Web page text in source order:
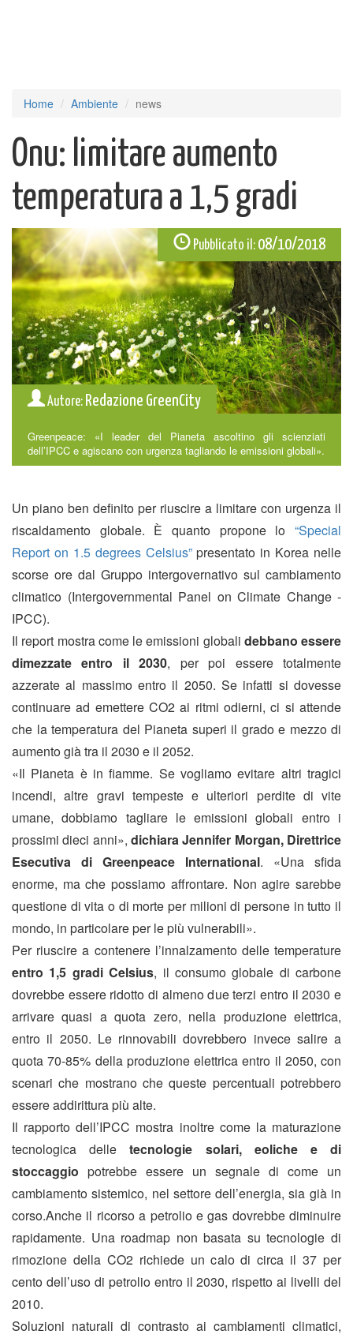
Home Ambiente news
Onu: limitare aumento
temperatura a 1,5 gradi
Pubblicato il: 08/10/2018
Autore: Redazione GreenCity
Greenpeace: «I leader del Pianeta ascoltino gli scienziati
dell’IPCC e agiscano con urgenza tagliando le emissioni globali».
Un piano ben definito per riuscire a limitare con urgenza il
riscaldamento globale. È quanto propone lo “Special
Report on 1.5 degrees Celsius”presentato in Korea nelle
scorse ore dal Gruppo intergovernativo sul cambiamento
climatico (Intergovernmental Panel on Climate Change -
IPCC).
Il report mostra come le emissioni globali debbano essere
dimezzate entro il 2030, per poi essere totalmente
azzerate al massimo entro il 2050. Se infatti si dovesse
continuare ad emettere CO2 ai ritmi odierni, ci si attende
che la temperatura del Pianeta superi il grado e mezzo di
aumento già tra il 2030 e il 2052.
«Il Pianeta è in fiamme. Se vogliamo evitare altri tragici
incendi, altre gravi tempeste e ulteriori perdite di vite
umane, dobbiamo tagliare le emissioni globali entro i
prossimi dieci anni», dichiara Jennifer Morgan, Direttrice
Esecutiva di Greenpeace International. «Una sfida
enorme, ma che possiamo affrontare. Non agire sarebbe
questione di vita o di morte per milioni di persone in tutto il
mondo, in particolare per le più vulnerabili».
Per riuscire a contenere l’innalzamento delle temperature
entro 1,5 gradi Celsius, il consumo globale di carbone
dovrebbe essere ridotto di almeno due terzi entro il 2030 e
arrivare quasi a quota zero, nella produzione elettrica,
entro il 2050. Le rinnovabili dovrebbero invece salire a
quota 70-85% della produzione elettrica entro il 2050, con
scenari che mostrano che queste percentuali potrebbero
essere addirittura più alte.
Il rapporto dell’IPCC mostra inoltre come la maturazione
tecnologica delletecnologie solari, eoliche e di
stoccaggio potrebbe essere un segnale di come un
cambiamento sistemico, nel settore dell’energia, sia già in
corso.Anche il ricorso a petrolio e gas dovrebbe diminuire
rapidamente. Una roadmap non basata su tecnologie di
rimozione della CO2 richiede un calo di circa il 37 per
cento dell’uso di petrolio entro il 2030, rispetto ai livelli del
2010.
Soluzioni naturali di contrasto ai cambiamenti climatici,